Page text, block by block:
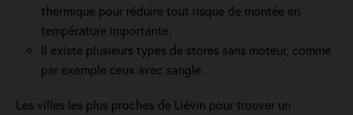
thermique pour réduire tout risque de montée en
température importante.
Il existe plusieurs types de stores sans moteur, comme
par exemple ceux avec sangle.
Les villes les plus proches de Liévin pour trouver un